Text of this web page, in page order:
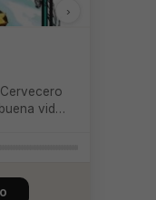
vida
de
›